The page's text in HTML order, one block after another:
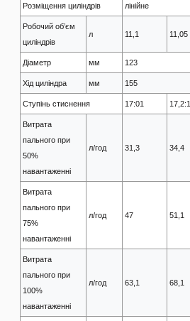
Розміщення циліндрів лінійне
Робочий об’єм
циліндрів
л 11,1 11,05
Діаметр мм 123
Хід циліндра мм 155
Ступінь стиснення 17:01 17,2:1
Витрата
пального при
50%
навантаженні​
л/год 31,3 34,4
Витрата
пального при
75%
навантаженні​
л/год 47 51,1
Витрата
пального при
100%
навантаженні​
л/год 63,1 68,1